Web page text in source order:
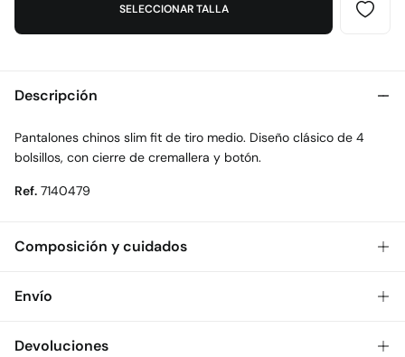
SELECCIONAR TALLA
Descripción
Pantalones chinos slim fit de tiro medio. Diseño clásico de 4
bolsillos, con cierre de cremallera y botón.
Ref. 7140479
Composición y cuidados
Composición
Envío
Envío a tienda: 2-5 días.
Devoluciones